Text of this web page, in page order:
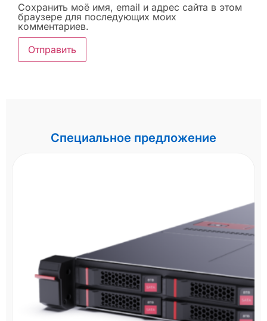
Сохранить моё имя, email и адрес сайта в этом
браузере для последующих моих
комментариев.
Специальное предложение